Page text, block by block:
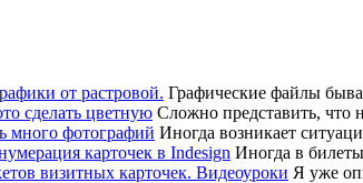
Графические файлы
Сложно представить, что
Иногда возникает
Иногда в
Я уже